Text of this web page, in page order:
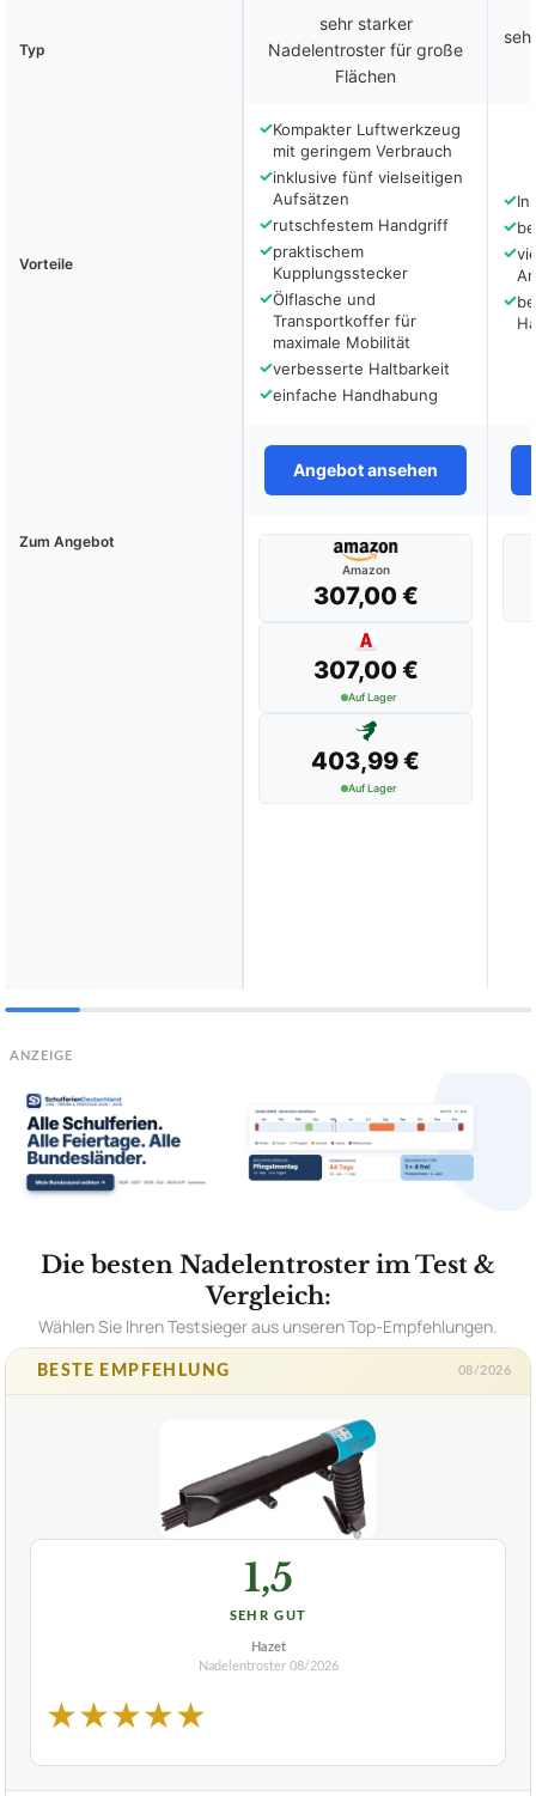
Typ
sehr starker
Nadelentroster für große
Flächen
Vorteile
✓Kompakter Luftwerkzeug
mit geringem Verbrauch
✓inklusive fünf vielseitigen
Aufsätzen
✓rutschfestem Handgriff
✓praktischem
Kupplungsstecker
✓Ölflasche und
Transportkoffer für
maximale Mobilität
✓verbesserte Haltbarkeit
✓einfache Handhabung
✓
✓
✓
✓
Angebot ansehen
Zum Angebot
Amazon
307,00 €
307,00 €
Auf Lager
403,99 €
Auf Lager
ANZEIGE
Die besten Nadelentroster im Test &
Vergleich:
Wählen Sie Ihren Testsieger aus unseren Top-Empfehlungen.
BESTE EMPFEHLUNG 08/2026
1,5
SEHR GUT
Hazet
Nadelentroster 08/2026
★★★★★